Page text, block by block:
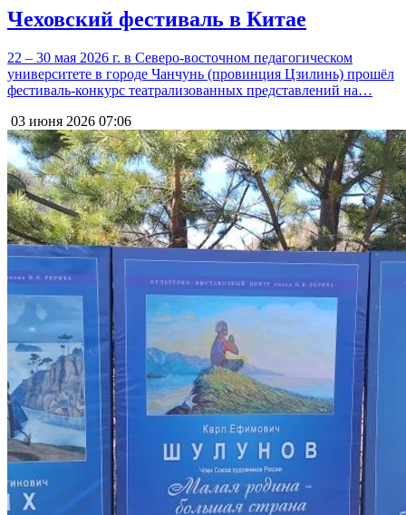
Чеховский фестиваль в Китае
22 – 30 мая 2026 г. в Северо-восточном педагогическом
университете в городе Чанчунь (провинция Цзилинь) прошёл
фестиваль-конкурс театрализованных представлений на…
03 июня 2026 07:06